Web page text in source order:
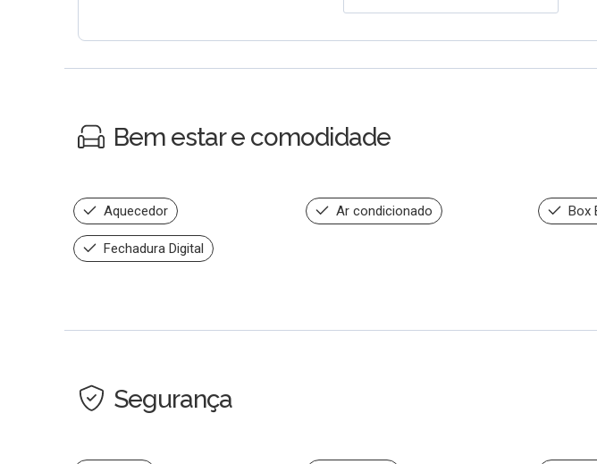
Bem estar e comodidade
Aquecedor Ar condicionado Box
Fechadura Digital
Segurança